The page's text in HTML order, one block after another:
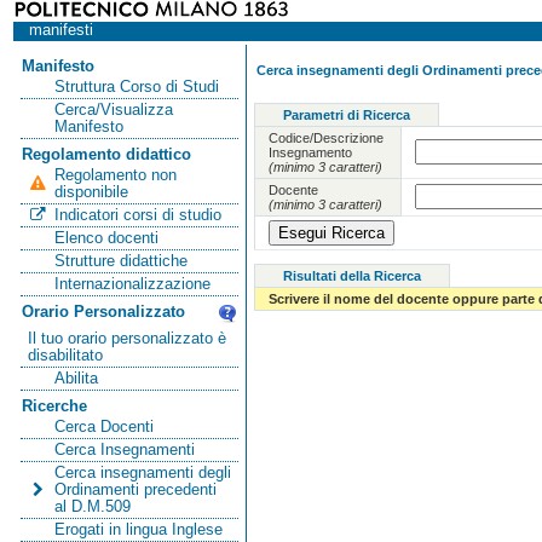
manifesti
Manifesto
Struttura Corso di Studi
Cerca/Visualizza
Manifesto
Regolamento didattico
Regolamento non
disponibile
Indicatori corsi di studio
Elenco docenti
Strutture didattiche
Internazionalizzazione
Orario Personalizzato
Il tuo orario personalizzato è
disabilitato
Abilita
Ricerche
Cerca Docenti
Cerca Insegnamenti
Cerca insegnamenti degli
Ordinamenti precedenti
al D.M.509
Erogati in lingua Inglese
Cerca insegnamenti degli Ordinamenti
Parametri di Ricerca
Codice/Descrizione
Insegnamento
(minimo 3 caratteri)
Docente
(minimo 3 caratteri)
Risultati della Ricerca
Scrivere il nome del docente oppure